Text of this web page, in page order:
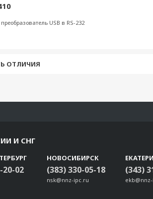
USB в RS-232
ОТЛИЧИЯ
И СНГ
20-02
НОВОСИБИРСК
(383) 330-05-18
nsk@nnz-ipc.ru
(343)